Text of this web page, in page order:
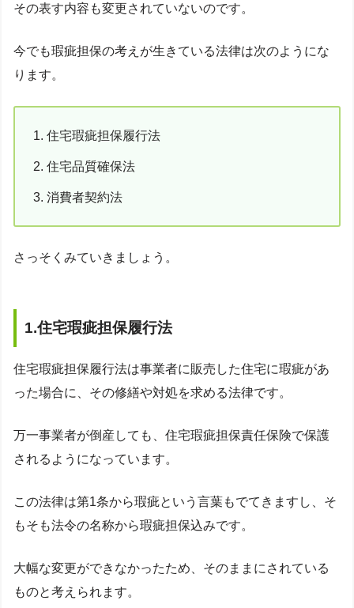
その表す内容も変更されていないのです。
今でも瑕疵担保の考えが生きている法律は次のようにな
ります。
住宅瑕疵担保履行法
住宅品質確保法
消費者契約法
さっそくみていきましょう。
1.住宅瑕疵担保履行法
住宅瑕疵担保履行法は事業者に販売した住宅に瑕疵があ
った場合に、その修繕や対処を求める法律です。
万一事業者が倒産しても、住宅瑕疵担保責任保険で保護
されるようになっています。
この法律は第1条から瑕疵という言葉もでてきますし、そ
もそも法令の名称から瑕疵担保込みです。
大幅な変更ができなかったため、そのままにされている
ものと考えられます。